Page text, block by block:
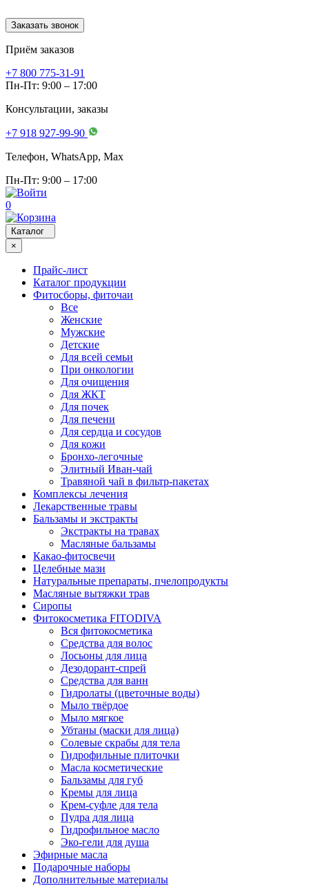
Заказать звонок
Приём заказов
+7 800 775-31-91
Пн-Пт: 9:00 – 17:00
Консультации, заказы
+7 918 927-99-90
Телефон, WhatsApp, Мах
Пн-Пт: 9:00 – 17:00
0
Каталог
×
Прайс-лист
Каталог продукции
Фитосборы, фиточаи
Все
Женские
Мужские
Детские
Для всей семьи
При онкологии
Для очищения
Для ЖКТ
Для почек
Для печени
Для сердца и сосудов
Для кожи
Бронхо-легочные
Элитный Иван-чай
Травяной чай в фильтр-пакетах
Комплексы лечения
Лекарственные травы
Бальзамы и экстракты
Экстракты на травах
Масляные бальзамы
Какао-фитосвечи
Целебные мази
Натуральные препараты, пчелопродукты
Масляные вытяжки трав
Сиропы
Фитокосметика FITODIVA
Вся фитокосметика
Средства для волос
Лосьоны для лица
Дезодорант-спрей
Средства для ванн
Гидролаты (цветочные воды)
Мыло твёрдое
Мыло мягкое
Убтаны (маски для лица)
Солевые скрабы для тела
Гидрофильные плиточки
Масла косметические
Бальзамы для губ
Кремы для лица
Крем-суфле для тела
Пудра для лица
Гидрофильное масло
Эко-гели для душа
Эфирные масла
Подарочные наборы
Дополнительные материалы